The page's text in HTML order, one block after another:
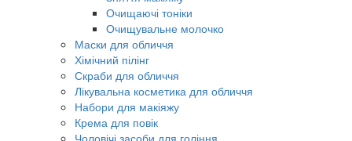
Очищаючі тоніки
Очищувальне молочко
Маски для обличчя
Хімічний пілінг
Скраби для обличчя
Лікувальна косметика для обличчя
Набори для макіяжу
Крема для повік
Чоловічі засоби для гоління